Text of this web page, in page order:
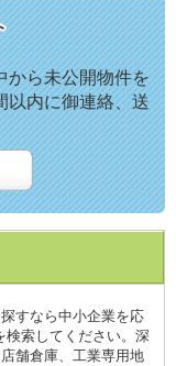
から未公開物件を
以内に御連絡、送
すなら中小企業を応
検索してください。深
舗倉庫、工業専用地